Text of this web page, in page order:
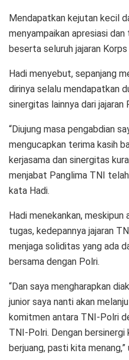
Mendapatkan kejutan kecil
menyampaikan apresiasi
beserta seluruh jajaran Korps
Hadi menyebut, sepanjang
dirinya selalu mendapatkan
sinergitas lainnya dari jajaran
“Diujung masa pengabdian
mengucapkan terima kasih
kerjasama dan sinergitas
menjabat Panglima TNI
kata Hadi.
Hadi menekankan, meskipun
tugas, kedepannya jajaran
menjaga soliditas yang ada
bersama dengan Polri.
“Dan saya mengharapkan
junior saya nanti akan
komitmen antara TNI-Polri
TNI-Polri. Dengan
berjuang, pasti kita menang,”